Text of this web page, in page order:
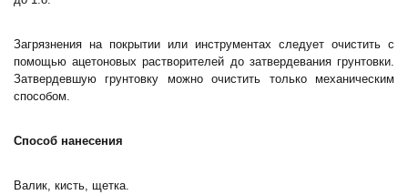
Загрязнения на покрытии или инструментах следует очистить с
помощью ацетоновых растворителей до затвердевания грунтовки.
Затвердевшую грунтовку можно очистить только механическим
способом.
Способ нанесения
Валик, кисть, щетка.